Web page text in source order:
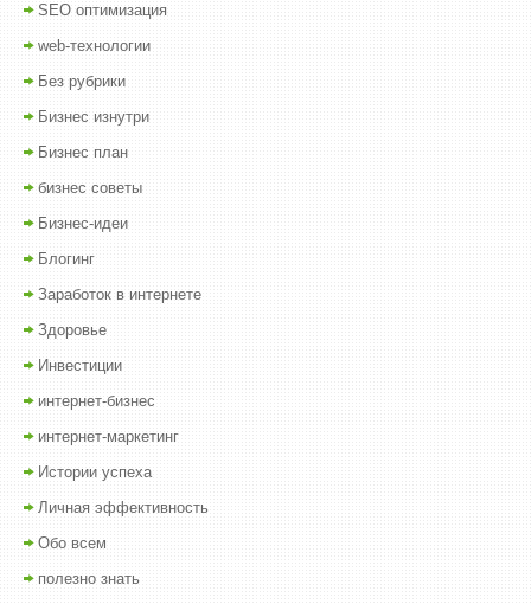
SEO оптимизация
web-технологии
Без рубрики
Бизнес изнутри
Бизнес план
бизнес советы
Бизнес-идеи
Блогинг
Заработок в интернете
Здоровье
Инвестиции
интернет-бизнес
интернет-маркетинг
Истории успеха
Личная эффективность
Обо всем
полезно знать